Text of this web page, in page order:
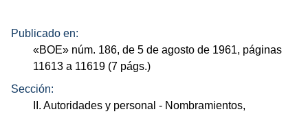
Publicado en:
«BOE» núm. 186, de 5 de agosto de 1961, páginas
11613 a 11619 (7 págs.)
Sección:
II. Autoridades y personal - Nombramientos,